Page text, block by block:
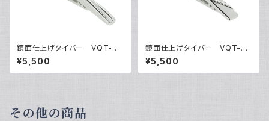
鏡面仕上げタイバー VQT-03
05
¥5,500
鏡面仕上げタイバー VQT-03
06
¥5,500
その他の商品